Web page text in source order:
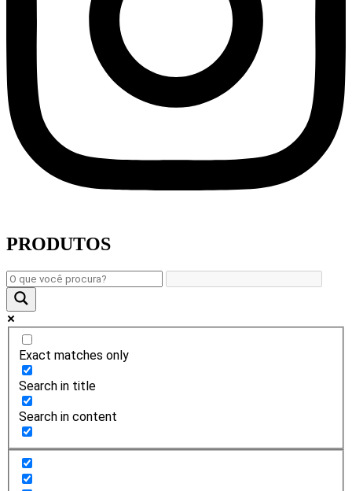
PRODUTOS
Exact matches only
Search in title
Search in content